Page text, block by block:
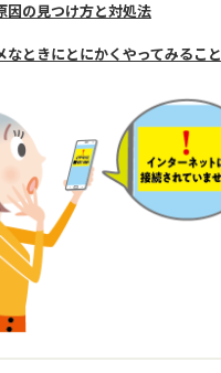
因の見つけ方と対処法
なときにとにかくやってみること